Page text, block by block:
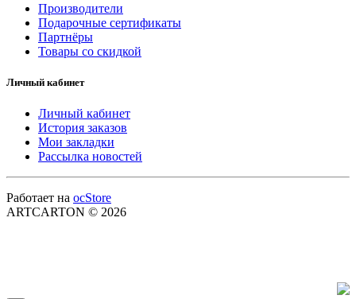
Производители
Подарочные сертификаты
Партнёры
Товары со скидкой
Личный кабинет
Личный кабинет
История заказов
Мои закладки
Рассылка новостей
Работает на ocStore
ARTCARTON © 2026